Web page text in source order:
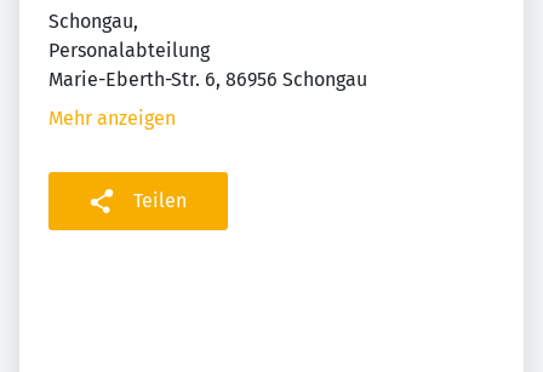
Schongau,
Personalabteilung
Marie-Eberth-Str. 6, 86956 Schongau
Mehr anzeigen
Teilen